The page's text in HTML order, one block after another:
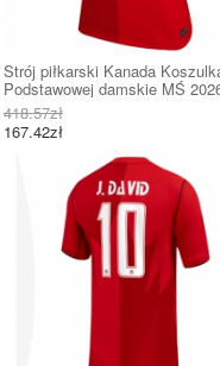
Strój piłkarski Kanada
Podstawowej damskie MŚ
Krótki Rękaw
418.57zł
167.42zł